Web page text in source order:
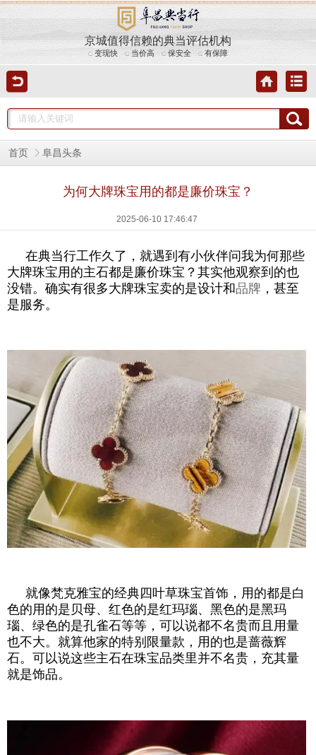
京城值得信赖的典当评估机构
变现快 当价高 保安全 有保障
首页 阜昌头条
为何大牌珠宝用的都是廉价珠宝？
2025-06-10 17:46:47
在典当行工作久了，就遇到有小伙伴问我为何那些
大牌珠宝用的主石都是廉价珠宝？其实他观察到的也
没错。确实有很多大牌珠宝卖的是设计和品牌 ，甚至
是服务。
就像梵克雅宝的经典四叶草珠宝首饰，用的都是白
色的用的是贝母、红色的是红玛瑙、黑色的是黑玛
瑙、绿色的是孔雀石等等，可以说都不名贵而且用量
也不大。就算他家的特别限量款，用的也是蔷薇辉
石。可以说这些主石在珠宝品类里并不名贵，充其量
就是饰品。